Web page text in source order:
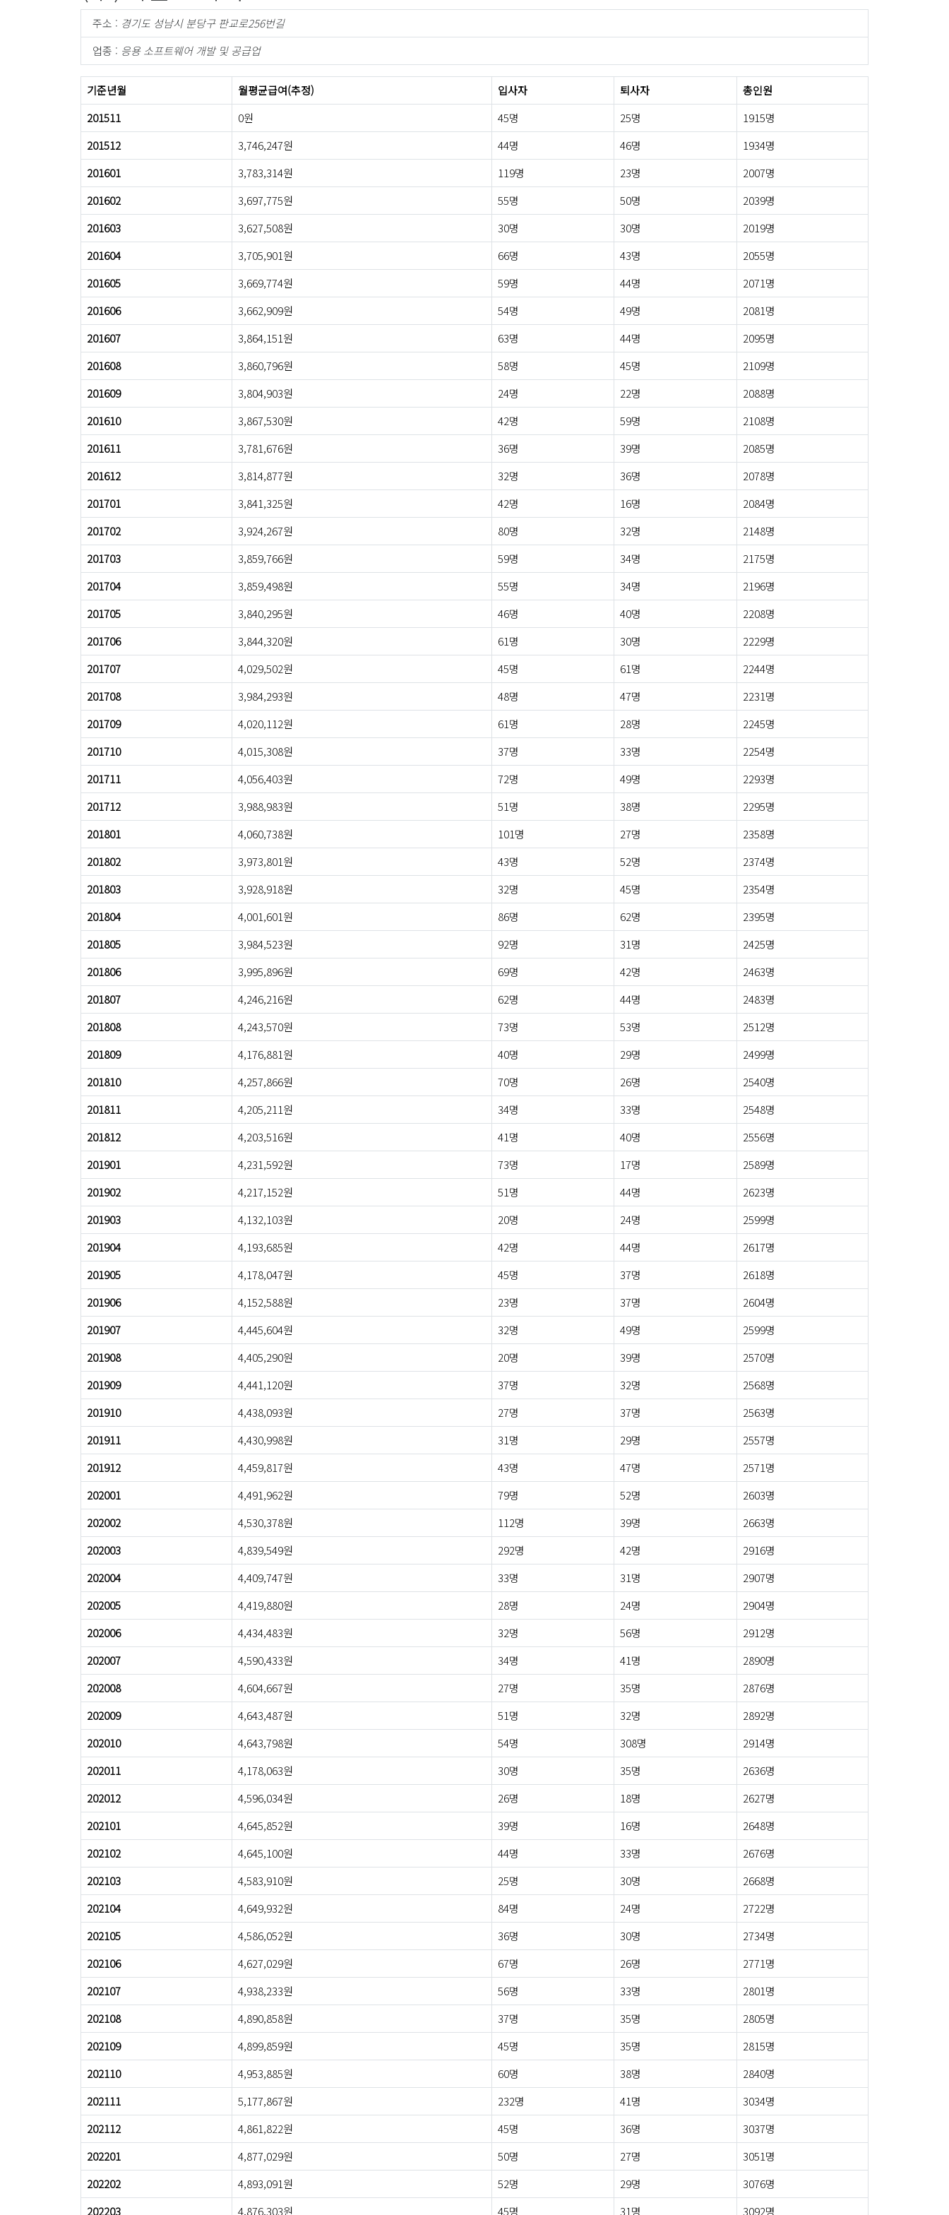
주소 : 경기도 성남시 분당구 판교로256번길
업종 : 응용 소프트웨어 개발 및 공급업
기준년월 월평균급여(추정) 입사자 퇴사자
총인원
201511
0원 45명 25명
1915명
201512
3,746,247원 44명 46명
1934명
201601
3,783,314원 119명 23명
2007명
201602
3,697,775원 55명 50명
2039명
201603
3,627,508원 30명 30명
2019명
201604
3,705,901원 66명 43명
2055명
201605
3,669,774원 59명 44명
2071명
201606
3,662,909원 54명 49명
2081명
201607
3,864,151원 63명 44명
2095명
201608
3,860,796원 58명 45명
2109명
201609
3,804,903원 24명 22명
2088명
201610
3,867,530원 42명 59명
2108명
201611
3,781,676원 36명 39명
2085명
201612
3,814,877원 32명 36명
2078명
201701
3,841,325원 42명 16명
2084명
201702
3,924,267원 80명 32명
2148명
201703
3,859,766원 59명 34명
2175명
201704
3,859,498원 55명 34명
2196명
201705
3,840,295원 46명 40명
2208명
201706
3,844,320원 61명 30명
2229명
201707
4,029,502원 45명 61명
2244명
201708
3,984,293원 48명 47명
2231명
201709
4,020,112원 61명 28명
2245명
201710
4,015,308원 37명 33명
2254명
201711
4,056,403원 72명 49명
2293명
201712
3,988,983원 51명 38명
2295명
201801
4,060,738원 101명 27명
2358명
201802
3,973,801원 43명 52명
2374명
201803
3,928,918원 32명 45명
2354명
201804
4,001,601원 86명 62명
2395명
201805
3,984,523원 92명 31명
2425명
201806
3,995,896원 69명 42명
2463명
201807
4,246,216원 62명 44명
2483명
201808
4,243,570원 73명 53명
2512명
201809
4,176,881원 40명 29명
2499명
201810
4,257,866원 70명 26명
2540명
201811
4,205,211원 34명 33명
2548명
201812
4,203,516원 41명 40명
2556명
201901
4,231,592원 73명 17명
2589명
201902
4,217,152원 51명 44명
2623명
201903
4,132,103원 20명 24명
2599명
201904
4,193,685원 42명 44명
2617명
201905
4,178,047원 45명 37명
2618명
201906
4,152,588원 23명 37명
2604명
201907
4,445,604원 32명 49명
2599명
201908
4,405,290원 20명 39명
2570명
201909
4,441,120원 37명 32명
2568명
201910
4,438,093원 27명 37명
2563명
201911
4,430,998원 31명 29명
2557명
201912
4,459,817원 43명 47명
2571명
202001
4,491,962원 79명 52명
2603명
202002
4,530,378원 112명 39명
2663명
202003
4,839,549원 292명 42명
2916명
202004
4,409,747원 33명 31명
2907명
202005
4,419,880원 28명 24명
2904명
202006
4,434,483원 32명 56명
2912명
202007
4,590,433원 34명 41명
2890명
202008
4,604,667원 27명 35명
2876명
202009
4,643,487원 51명 32명
2892명
202010
4,643,798원 54명 308명
2914명
202011
4,178,063원 30명 35명
2636명
202012
4,596,034원 26명 18명
2627명
202101
4,645,852원 39명 16명
2648명
202102
4,645,100원 44명 33명
2676명
202103
4,583,910원 25명 30명
2668명
202104
4,649,932원 84명 24명
2722명
202105
4,586,052원 36명 30명
2734명
202106
4,627,029원 67명 26명
2771명
202107
4,938,233원 56명 33명
2801명
202108
4,890,858원 37명 35명
2805명
202109
4,899,859원 45명 35명
2815명
202110
4,953,885원 60명 38명
2840명
202111
5,177,867원 232명 41명
3034명
202112
4,861,822원 45명 36명
3037명
202201
4,877,029원 50명 27명
3051명
202202
4,893,091원 52명 29명
3076명
202203
4,876,303원 45명 31명 3092명